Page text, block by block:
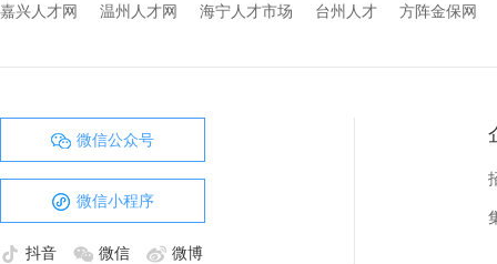
嘉兴人才网 温州人才网 海宁人才市场 台州人才 方阵金保网
微信公众号
微信小程序
抖音 微信 微博